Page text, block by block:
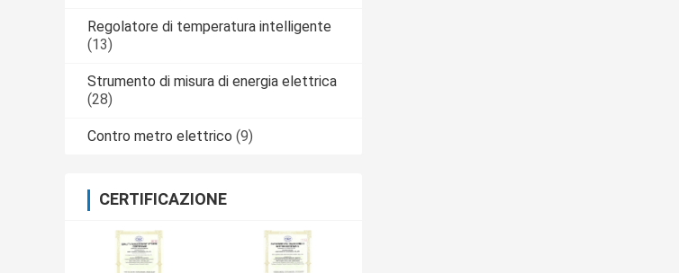
Regolatore di temperatura intelligente
(13)
Strumento di misura di energia elettrica
(28)
Contro metro elettrico (9)
CERTIFICAZIONE